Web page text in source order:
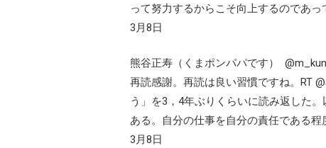
って努力するからこそ向上するのであ
3月8日
熊谷正寿（くまポンパパで
再読感謝。再読は良い習慣ですね。RT
う」を3，4年ぶりくらいに読み返した
ある。自分の仕事を自分の責任である
3月8日